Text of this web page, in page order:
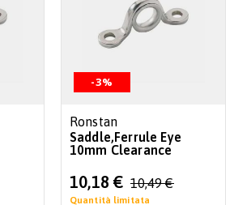
-3%
Ronstan
Saddle,Ferrule Eye
10mm Clearance
Special
Price
10,18 € 10,49 €
Quantità limitata